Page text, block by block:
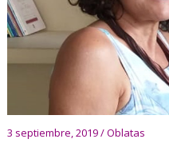
3 septiembre, 2019 / Oblatas